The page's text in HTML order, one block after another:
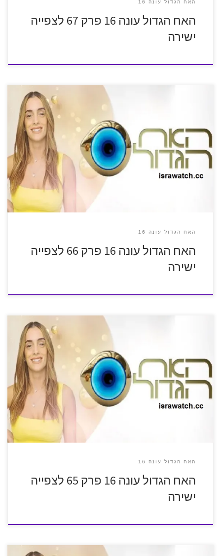
האח הגדול עונה 16
האח הגדול עונה 16 פרק 67 לצפייה
ישירה
האח הגדול עונה 16
האח הגדול עונה 16 פרק 66 לצפייה
ישירה
האח הגדול עונה 16
האח הגדול עונה 16 פרק 65 לצפייה
ישירה